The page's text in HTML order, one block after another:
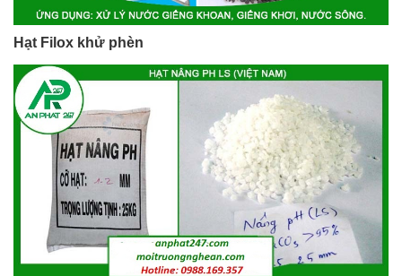
Hạt Filox khử phèn